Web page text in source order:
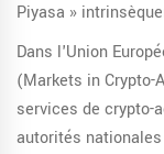
Piyasa »
Dans l'Union
(Markets in
services de crypto-
autorités